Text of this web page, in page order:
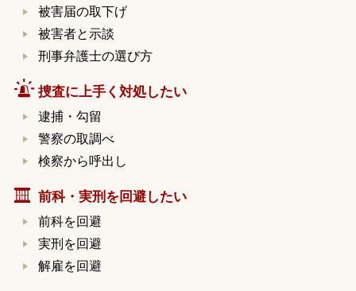
被害届の取下げ
被害者と示談
刑事弁護士の選び方
捜査に上手く対処したい
逮捕・勾留
警察の取調べ
検察から呼出し
前科・実刑を回避したい
前科を回避
実刑を回避
解雇を回避